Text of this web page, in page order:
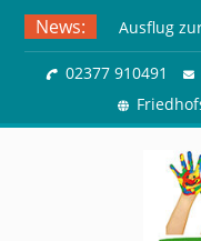
Skip
content
News:
Ausflug
02377 910491